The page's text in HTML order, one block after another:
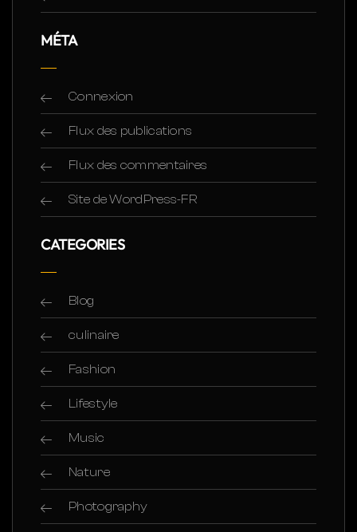
MÉTA
Connexion
Flux des publications
Flux des commentaires
Site de WordPress-FR
CATEGORIES
Blog
culinaire
Fashion
Lifestyle
Music
Nature
Photography